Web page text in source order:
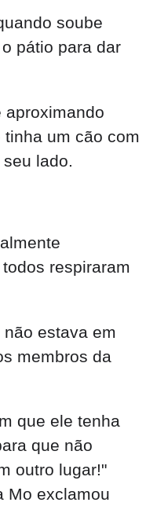
soube
pátio para dar
aproximando
um cão com
lado.
respiraram
estava em
membros da
que ele tenha
que não
outro lugar!"
Mo exclamou